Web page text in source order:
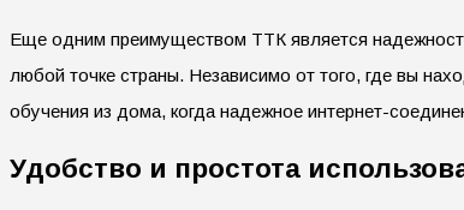
Еще одним преимуществом ТТК является
любой точке страны. Независимо от того, где вы
обучения из дома, когда надежное интернет-
Удобство и простота